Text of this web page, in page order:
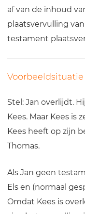
af van de inhoud
plaatsvervulling
testament
Stel: Jan overlijdt.
Kees. Maar Kees is
Kees heeft op zijn
Thomas.
Als Jan geen
Els en (normaal
Omdat Kees is